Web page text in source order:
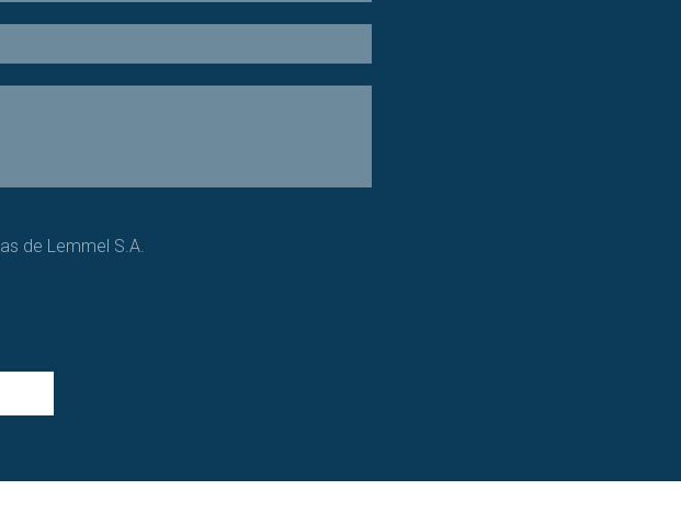
de Lemmel S.A.